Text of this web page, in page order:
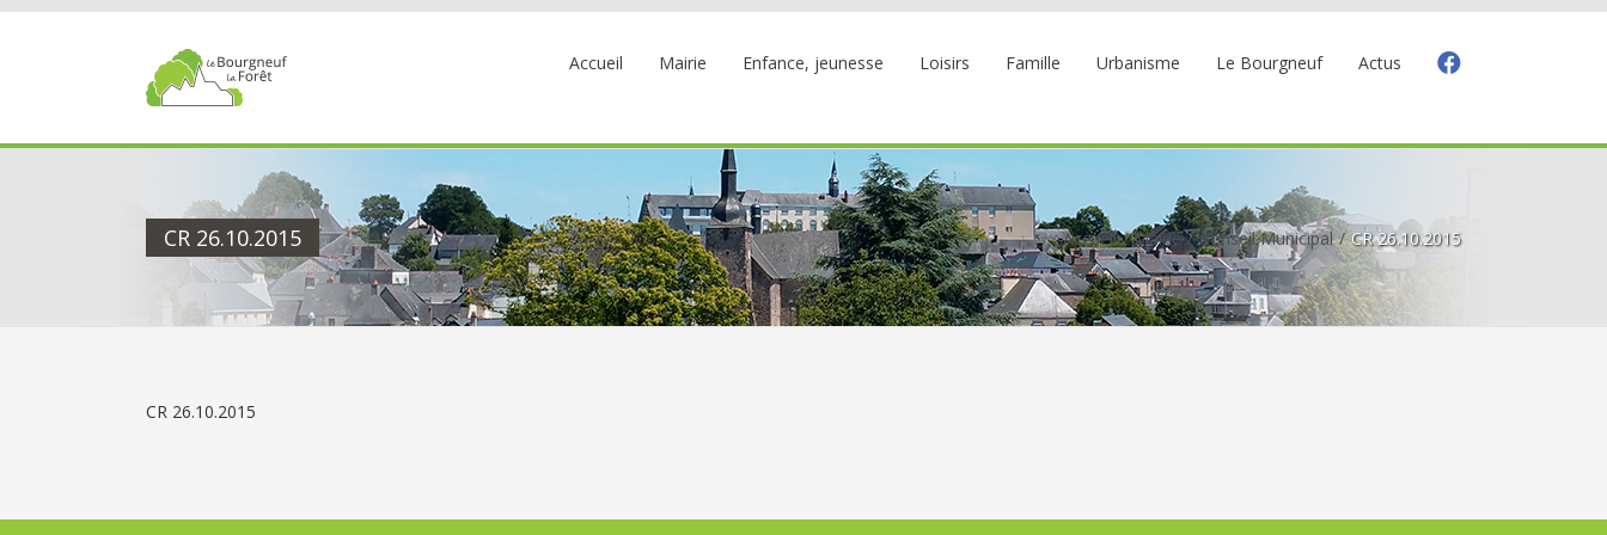
Passer
Accueil Mairie Enfance, jeunesse Loisirs Famille Urbanisme Le Bourgneuf Actus
CR 26.10.2015 Accueil Mairie Conseil Municipal CR 26.10.2015
CR 26.10.2015